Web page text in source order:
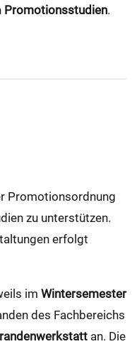
Promotionsstudien.
Promotionsordnung
zu unterstützen.
erfolgt
im Wintersemester
des Fachbereichs
an. Die